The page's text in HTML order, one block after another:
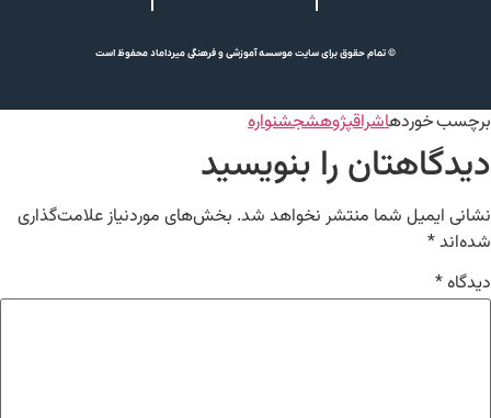
© تمام حقوق برای سایت موسسه آموزشی و فرهنگی میرداماد محفوظ است
برچسب خوردهاشراقپژوهشجشنواره
دیدگاهتان را بنویسید
نشانی ایمیل شما منتشر نخواهد شد. بخش‌های موردنیاز علامت‌گذاری
شده‌اند*
دیدگاه*